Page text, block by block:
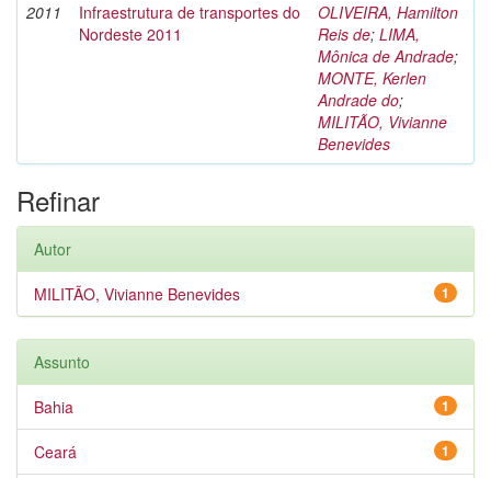
2011
Infraestrutura de transportes do
Nordeste 2011
OLIVEIRA, Hamilton
Reis de; LIMA,
Mônica de Andrade;
MONTE, Kerlen
Andrade do;
MILITÃO, Vivianne
Benevides
Refinar
Autor
1
MILITÃO, Vivianne Benevides
Assunto
1
Bahia
1
Ceará